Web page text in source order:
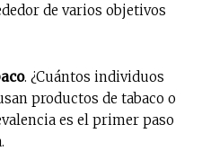
de varios objetivos
. ¿Cuántos individuos
productos de tabaco o
es el primer paso